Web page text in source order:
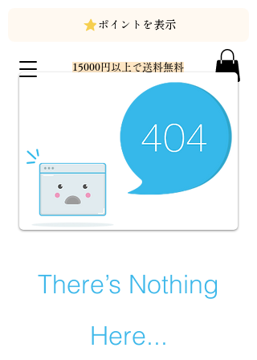
ポイントを表示
15000円以上で送料無料
There’s Nothing
Here...